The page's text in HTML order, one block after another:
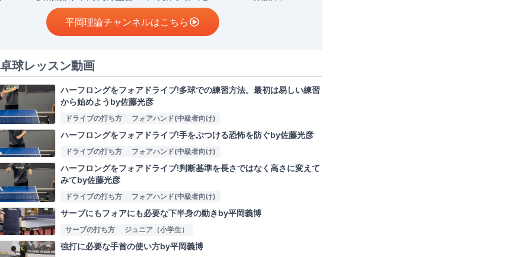
平岡理論チャンネルはこちら
球レッスン動画
ハーフロングをフォアドライブ!多球での練習方法。最初は易しい練習
から始めようby佐藤光彦
ドライブの打ち方 フォアハンド(中級者向け)
ハーフロングをフォアドライブ!手をぶつける恐怖を防ぐby佐藤光彦
ドライブの打ち方 フォアハンド(中級者向け)
ハーフロングをフォアドライブ!判断基準を長さではなく高さに変えて
みてby佐藤光彦
ドライブの打ち方 フォアハンド(中級者向け)
サーブにもフォアにも必要な下半身の動きby平岡義博
サーブの打ち方 ジュニア（小学生）
強打に必要な手首の使い方by平岡義博